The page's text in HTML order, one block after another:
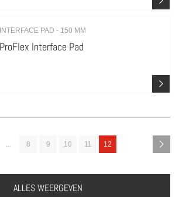
INTERFACE PAD - 150 MM
ProFlex Interface Pad
... 8 9 10 11 12
ALLES WEERGEVEN